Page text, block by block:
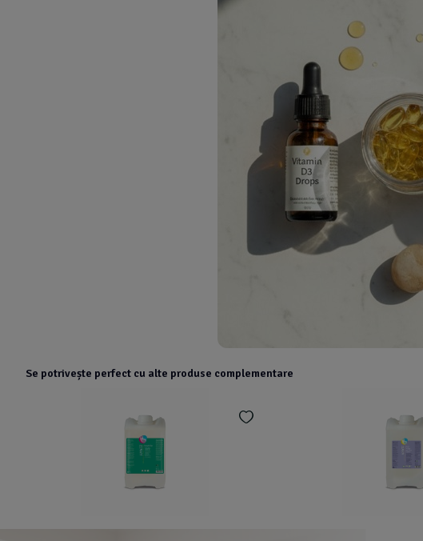
Se potrivește perfect cu alte produse complementare